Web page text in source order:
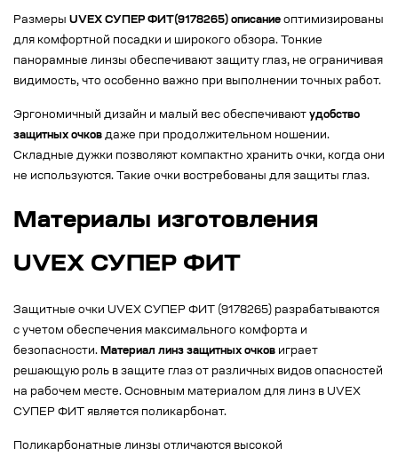
Размеры UVEX СУПЕР ФИТ(9178265) описание оптимизированы
для комфортной посадки и широкого обзора. Тонкие
панорамные линзы обеспечивают защиту глаз, не ограничивая
видимость, что особенно важно при выполнении точных работ.
Эргономичный дизайн и малый вес обеспечивают удобство
защитных очков даже при продолжительном ношении.
Складные дужки позволяют компактно хранить очки, когда они
не используются. Такие очки востребованы для защиты глаз.
Материалы изготовления
UVEX СУПЕР ФИТ
Защитные очки UVEX СУПЕР ФИТ (9178265) разрабатываются
с учетом обеспечения максимального комфорта и
безопасности. Материал линз защитных очков играет
решающую роль в защите глаз от различных видов опасностей
на рабочем месте. Основным материалом для линз в UVEX
СУПЕР ФИТ является поликарбонат.
Поликарбонатные линзы отличаются высокой